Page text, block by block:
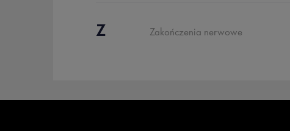
Z Zakończenia nerwowe